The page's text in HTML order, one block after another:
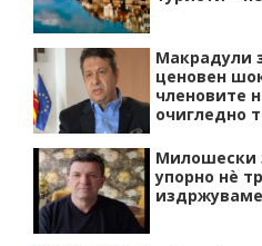
Макрадули
ценовен
членовите
очигледно
Милошески
упорно нѐ